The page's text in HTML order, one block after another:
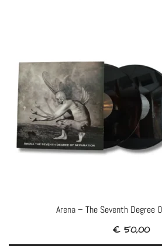
Arena – The Seventh Degree
€50,00